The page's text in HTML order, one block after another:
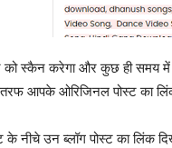
स्कैन करेगा और कुछ ही समय में
आपके ओरिजिनल पोस्ट का लिंक
उन ब्लॉग पोस्ट का लिंक